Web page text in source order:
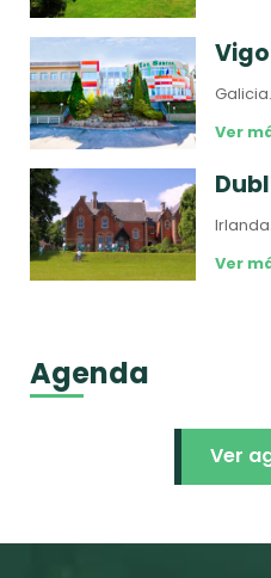
Vigo
Ver
Ver
Agenda
Ver